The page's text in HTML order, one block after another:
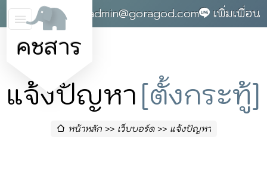
คชสาร
0868142004 admin@goragod.com เพิ่มเพื่อน
แจ้งปัญหา [ตั้งกระทู้]
หน้าหลัก เว็บบอร์ด แจ้งปัญหา